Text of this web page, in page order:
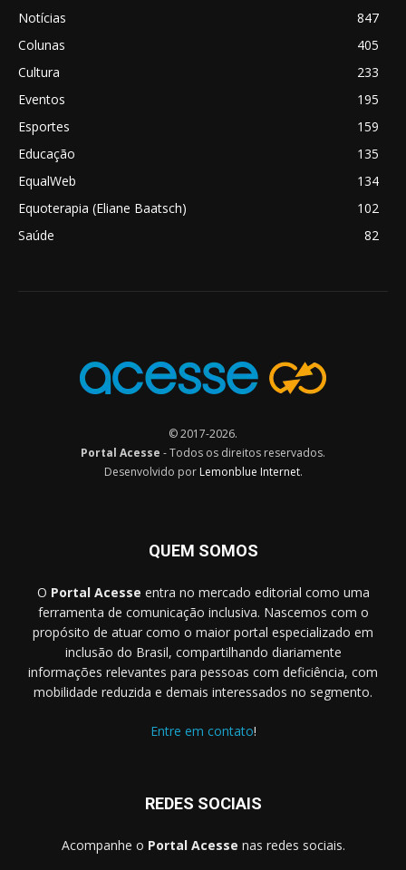
Notícias
847
Colunas
405
Cultura
233
Eventos
195
Esportes
159
Educação
135
EqualWeb
134
Equoterapia (Eliane Baatsch)
102
Saúde
82
© 2017-2026.
Portal Acesse - Todos os direitos reservados.
Desenvolvido por Lemonblue Internet.
QUEM SOMOS
O Portal Acesse entra no mercado editorial como uma
ferramenta de comunicação inclusiva. Nascemos com o
propósito de atuar como o maior portal especializado em
inclusão do Brasil, compartilhando diariamente
informações relevantes para pessoas com deficiência, com
mobilidade reduzida e demais interessados no segmento.
Entre em contato!
REDES SOCIAIS
Acompanhe o Portal Acesse nas redes sociais.